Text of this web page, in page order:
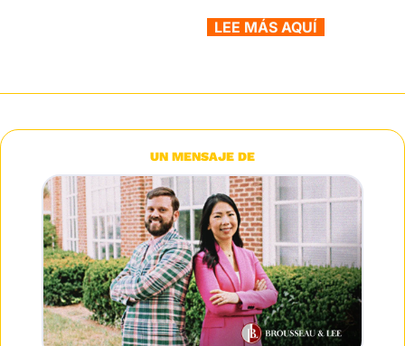
  LEE MÁS AQUÍ
UN MENSAJE DE